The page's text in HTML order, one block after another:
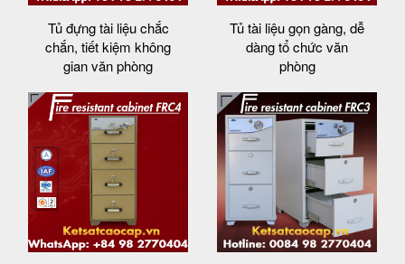
Tủ đựng tài liệu chắc
chắn, tiết kiệm không
gian văn phòng
Tủ tài liệu gọn gàng, dễ
dàng tổ chức văn
phòng